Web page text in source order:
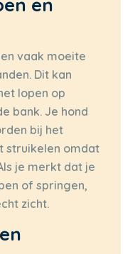
vaak moeite
Dit kan
lopen op
bank. Je hond
bij het
struikelen omdat
je merkt dat je
of springen,
zicht.